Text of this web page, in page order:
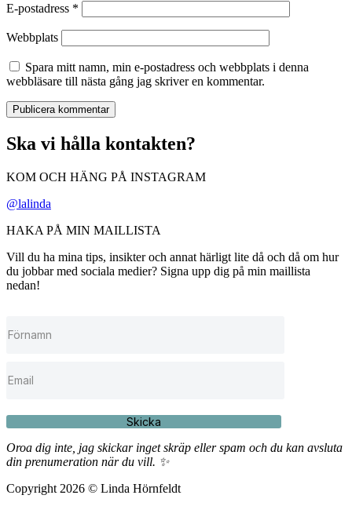
E-postadress *
Webbplats
Spara mitt namn, min e-postadress och webbplats i denna
webbläsare till nästa gång jag skriver en kommentar.
Ska vi hålla kontakten?
KOM OCH HÄNG PÅ INSTAGRAM
@lalinda
HAKA PÅ MIN MAILLISTA
Vill du ha mina tips, insikter och annat härligt lite då och då om hur
du jobbar med sociala medier? Signa upp dig på min maillista
nedan!
Skicka
Oroa dig inte, jag skickar inget skräp eller spam och du kan avsluta
din prenumeration när du vill. ✨
Copyright 2026 © Linda Hörnfeldt